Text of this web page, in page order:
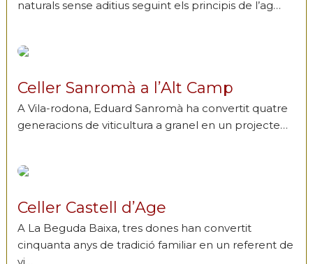
naturals sense aditius seguint els principis de l’ag…
Celler Sanromà a l’Alt Camp
A Vila-rodona, Eduard Sanromà ha convertit quatre
generacions de viticultura a granel en un projecte…
Celler Castell d’Age
A La Beguda Baixa, tres dones han convertit
cinquanta anys de tradició familiar en un referent de